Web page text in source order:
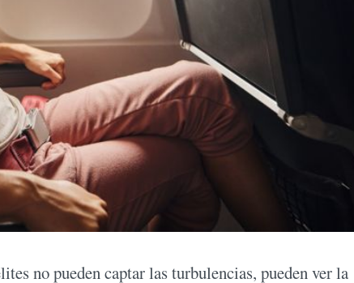
no pueden captar las turbulencias, pueden ver la